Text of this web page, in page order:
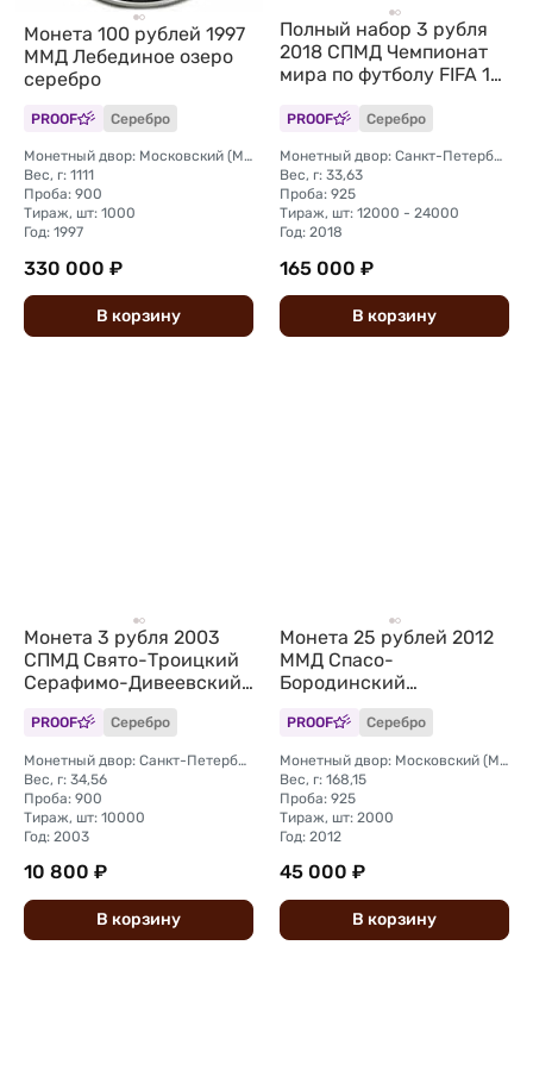
Монета 100 рублей 1997
ММД Лебединое озеро
серебро
PROOF Серебро
Монетный двор: Московский (ММД)
Вес, г: 1111
Проба: 900
Тираж, шт: 1000
Год: 1997
330 000 ₽
В корзину
Полный набор 3 рубля
2018 СПМД Чемпионат
мира по футболу FIFA 12
PROOF Серебро
Монетный двор: Санкт-Петербургский (СПМД)
Вес, г: 33,63
Проба: 925
Тираж, шт: 12000 - 24000
Год: 2018
165 000 ₽
В корзину
Монета 3 рубля 2003
СПМД Свято-Троицкий
Серафимо-Дивеевский
монастырь
PROOF Серебро
Монетный двор: Санкт-Петербургский (СПМД)
Вес, г: 34,56
Проба: 900
Тираж, шт: 10000
Год: 2003
10 800 ₽
В корзину
Монета 25 рублей 2012
ММД Спасо-
Бородинский
монастырь
PROOF Серебро
Монетный двор: Московский (ММД)
Вес, г: 168,15
Проба: 925
Тираж, шт: 2000
Год: 2012
45 000 ₽
В корзину